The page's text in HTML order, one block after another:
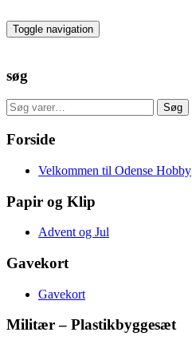
to
the
Toggle navigation
søg
Søg
efter:
Søg
Forside
Velkommen til Odense Hobby
Papir og Klip
Advent og Jul
Gavekort
Gavekort
Militær – Plastikbyggesæt